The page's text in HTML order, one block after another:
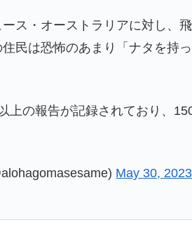
ス・オーストラリアに対し、
民は恐怖のあまり「ナタを持
上の報告が記録されており、
May 30, 2023